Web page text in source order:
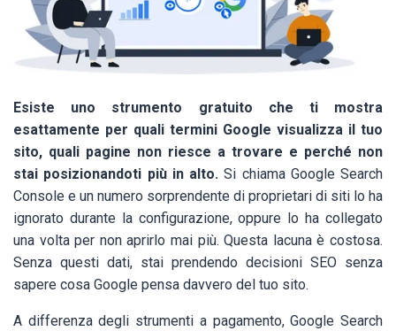
Esiste uno strumento gratuito che ti mostra
esattamente per quali termini Google visualizza il tuo
sito, quali pagine non riesce a trovare e perché non
stai posizionandoti più in alto. Si chiama Google Search
Console e un numero sorprendente di proprietari di siti lo ha
ignorato durante la configurazione, oppure lo ha collegato
una volta per non aprirlo mai più. Questa lacuna è costosa.
Senza questi dati, stai prendendo decisioni SEO senza
sapere cosa Google pensa davvero del tuo sito.
A differenza degli strumenti a pagamento, Google Search